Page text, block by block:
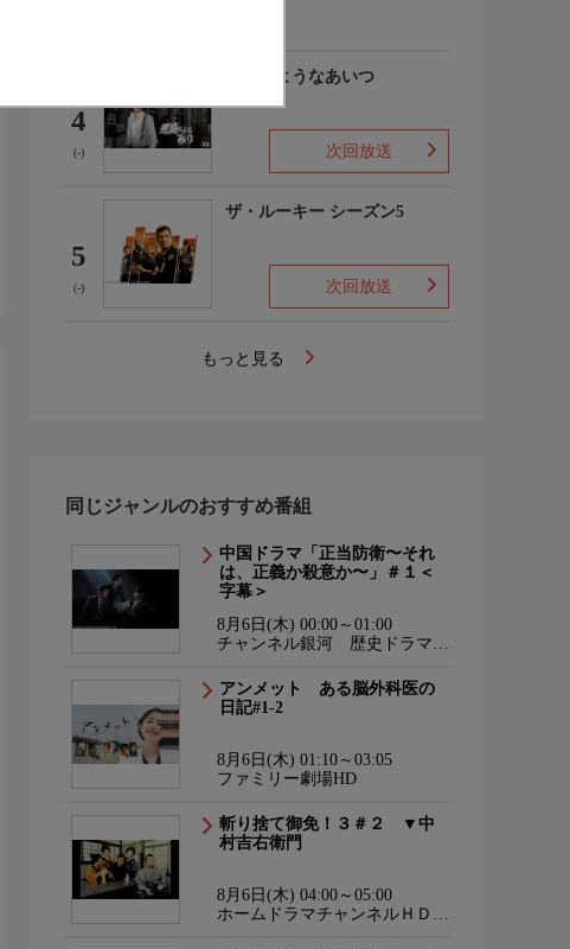
4
(-)
悪魔のようなあいつ
次回放送
5
(-)
ザ・ルーキー シーズン5
次回放送
もっと見る
同じジャンルのおすすめ番組
中国ドラマ「正当防衛〜それ
は、正義か殺意か〜」＃１＜
字幕＞
8月6日(木) 00:00～01:00
チャンネル銀河 歴史ドラマ・
アンメット ある脳外科医の
日記#1-2
8月6日(木) 01:10～03:05
ファミリー劇場HD
斬り捨て御免！３＃２ ▼中
村吉右衛門
8月6日(木) 04:00～05:00
ホームドラマチャンネルＨＤ